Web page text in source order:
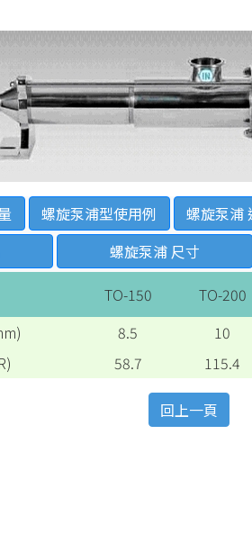
螺旋泵浦型使用例 螺旋泵浦
螺旋泵浦 尺寸
TO-150 TO-200
8.5 10
58.7 115.4
回上一頁